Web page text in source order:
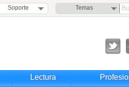
Soporte Temas
Lectura